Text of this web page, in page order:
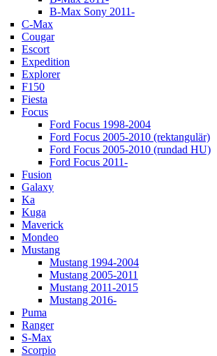
B-Max Sony 2011-
C-Max
Cougar
Escort
Expedition
Explorer
F150
Fiesta
Focus
Ford Focus 1998-2004
Ford Focus 2005-2010 (rektangulär)
Ford Focus 2005-2010 (rundad HU)
Ford Focus 2011-
Fusion
Galaxy
Ka
Kuga
Maverick
Mondeo
Mustang
Mustang 1994-2004
Mustang 2005-2011
Mustang 2011-2015
Mustang 2016-
Puma
Ranger
S-Max
Scorpio